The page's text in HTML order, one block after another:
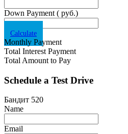
Down Payment ( руб.)
Calculate
Monthly Payment
Total Interest Payment
Total Amount to Pay
Schedule a Test Drive
Бандит 520
Name
Email